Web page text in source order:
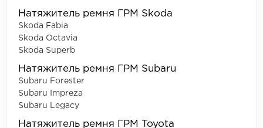
Натяжитель ремня ГРМ Skoda
Skoda Fabia
Skoda Octavia
Skoda Superb
Натяжитель ремня ГРМ Subaru
Subaru Forester
Subaru Impreza
Subaru Legacy
Натяжитель ремня ГРМ Toyota